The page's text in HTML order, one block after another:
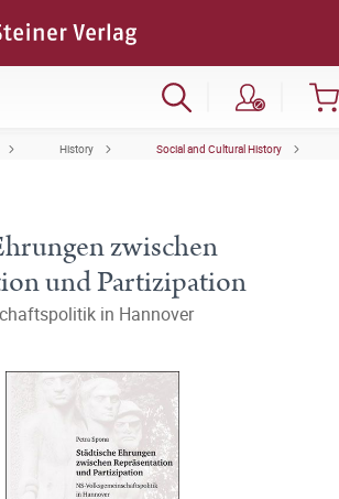
History Social and Cultural History
zwischen
und Partizipation
in Hannover